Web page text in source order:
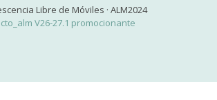
Libre de Móviles · ALM2024
V26-27.1 promocionante